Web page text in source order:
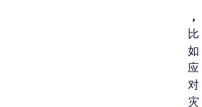
，
比
如
应
对
灾